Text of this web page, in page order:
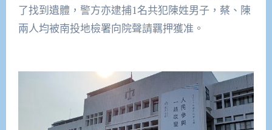
了找到遺體，警方亦逮捕1名共犯陳姓男子，蔡、陳
兩人均被南投地檢署向院聲請羈押獲准。